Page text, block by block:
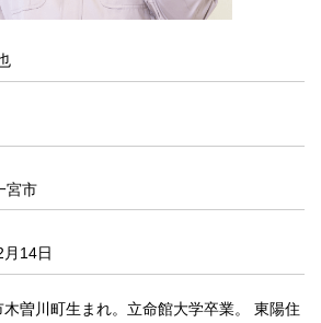
宮市
14日
曽川町生まれ。立命館大学卒業。 東陽住